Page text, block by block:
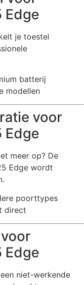
Edge
je toestel
batterij
modellen
voor
Edge
meer op? De
Edge wordt
poorttypes
direct
Edge
niet-werkende